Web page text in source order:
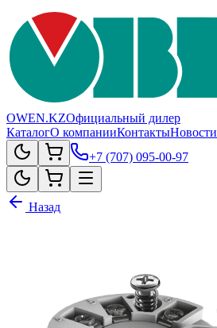
OWEN.KZОфициальный дилер
КаталогО компанииКонтактыНовости
+7 (707) 095-00-97
Назад